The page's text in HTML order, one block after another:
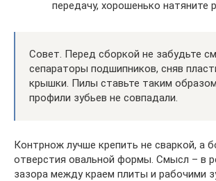
передачу, хорошенько натяните
Совет. Перед сборкой не забудьте
сепараторы подшипников, сняв
крышки. Пилы ставьте таким
профили зубьев не совпадали.
Контрнож лучше крепить не сваркой, а
отверстия овальной формы. Смысл – в
зазора между краем плиты и рабочими